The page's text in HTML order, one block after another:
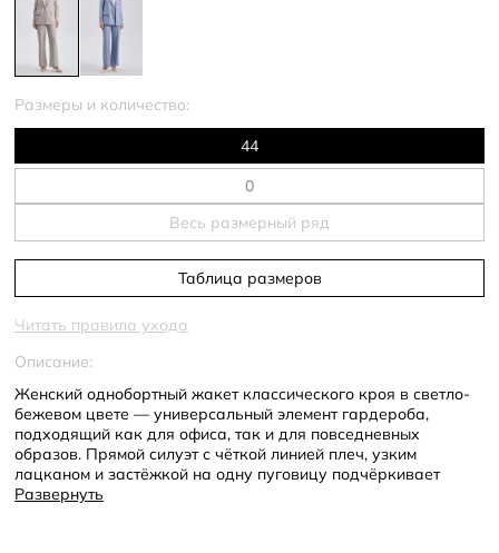
Размеры и количество:
44
Весь размерный ряд
Таблица размеров
Читать правила ухода
Описание:
Женский однобортный жакет классического кроя в светло-
бежевом цвете — универсальный элемент гардероба,
подходящий как для офиса, так и для повседневных
образов. Прямой силуэт с чёткой линией плеч, узким
лацканом и застёжкой на одну пуговицу подчёркивает
стройность и элегантность. Втачные рукава и прорезные
Развернуть